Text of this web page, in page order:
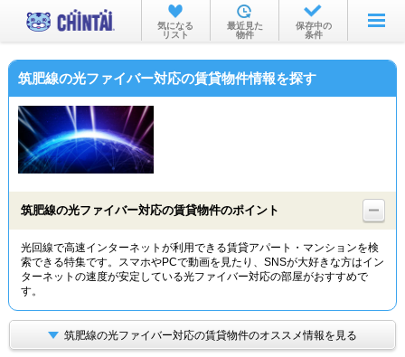
お部屋を探す
沿線・駅から
物件特集から
TOP
気になる
リスト
最近見た
物件
保存中の
条件
筑肥線の光ファイバー対応の賃貸物件情報を探す
筑肥線の光ファイバー対応の賃貸物件のポイント
光回線で高速インターネットが利用できる賃貸アパート・マンションを検
索できる特集です。スマホやPCで動画を見たり、SNSが大好きな方はイン
ターネットの速度が安定している光ファイバー対応の部屋がおすすめで
す。
筑肥線の光ファイバー対応の賃貸物件のオススメ情報を見る